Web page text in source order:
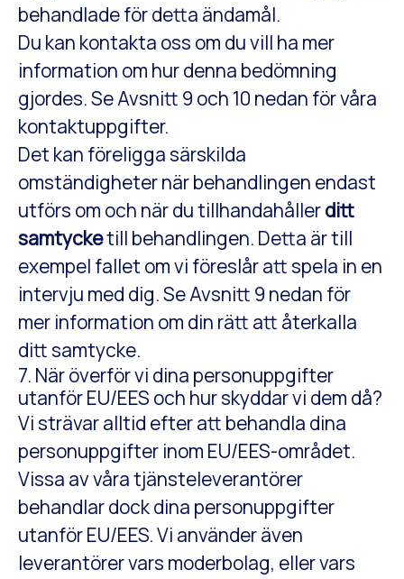
behandlade för detta ändamål.
Du kan kontakta oss om du vill ha mer
information om hur denna bedömning
gjordes. Se Avsnitt 9 och 10 nedan för våra
kontaktuppgifter.
Det kan föreligga särskilda
omständigheter när behandlingen endast
utförs om och när du tillhandahållerditt
samtycketill behandlingen. Detta är till
exempel fallet om vi föreslår att spela in en
intervju med dig. Se Avsnitt 9 nedan för
mer information om din rätt att återkalla
ditt samtycke.
7. När överför vi dina personuppgifter
utanför EU/EES och hur skyddar vi dem då?
Vi strävar alltid efter att behandla dina
personuppgifter inom EU/EES-området.
Vissa av våra tjänsteleverantörer
behandlar dock dina personuppgifter
utanför EU/EES. Vi använder även
leverantörer vars moderbolag, eller vars